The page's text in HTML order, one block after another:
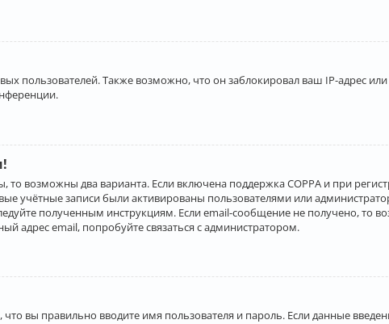
пользователей. Также возможно, что он заблокировал ваш IP-адрес
возможны два варианта. Если включена поддержка COPPA и при
учётные записи были активированы пользователями или
полученным инструкциям. Если email-сообщение не получено, то
адрес email, попробуйте связаться с администратором.
вы правильно вводите имя пользователя и пароль. Если данные